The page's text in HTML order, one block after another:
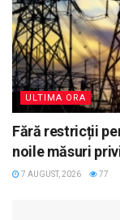
ULTIMA ORA
Fără restricții
noile măsuri
7 AUGUST, 2026 77